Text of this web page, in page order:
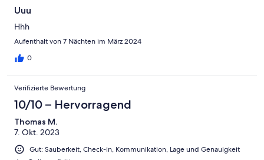
Uuu
Hhh
Aufenthalt von 7 Nächten im März 2024
0
Verifizierte Bewertung
10/10 – Hervorragend
Thomas M.
7. Okt. 2023
Gut: Sauberkeit, Check-in, Kommunikation, Lage und Genauigkeit